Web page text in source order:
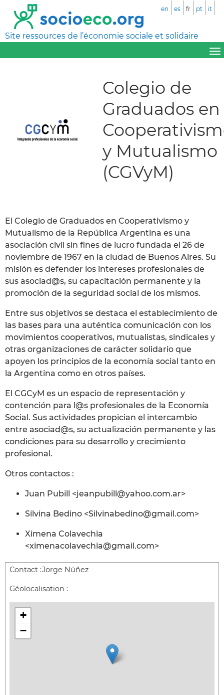
Site ressources de l’économie sociale et solidaire
en es fr pt it
Colegio de
Graduados en
y Mutualismo
(CGVyM)
El Colegio de Graduados en Cooperativismo y
Mutualismo de la República Argentina es una
asociación civil sin fines de lucro fundada el 26 de
noviembre de 1967 en la ciudad de Buenos Aires. Su
misión es defender los intereses profesionales de
sus asociad@s, su capacitación permanente y la
promoción de la seguridad social de los mismos.
Entre sus objetivos se destaca el establecimiento de
las bases para una auténtica comunicación con los
movimientos cooperativos, mutualistas, sindicales y
otras organizaciones de carácter solidario que
apoyen los principios de la economía social tanto en
la Argentina como en otros países.
El CGCyM es un espacio de representación y
contención para l@s profesionales de la Economía
Social. Sus actividades propician el intercambio
entre asociad@s, su actualización permanente y las
condiciones para su desarrollo y crecimiento
profesional.
Otros contactos :
Juan Pubill <jeanpubill@yahoo.com.ar>
Silvina Bedino <Silvinabedino@gmail.com>
Ximena Colavechia
<ximenacolavechia@gmail.com>
Contact :Jorge Núñez
Géolocalisation :
+
−